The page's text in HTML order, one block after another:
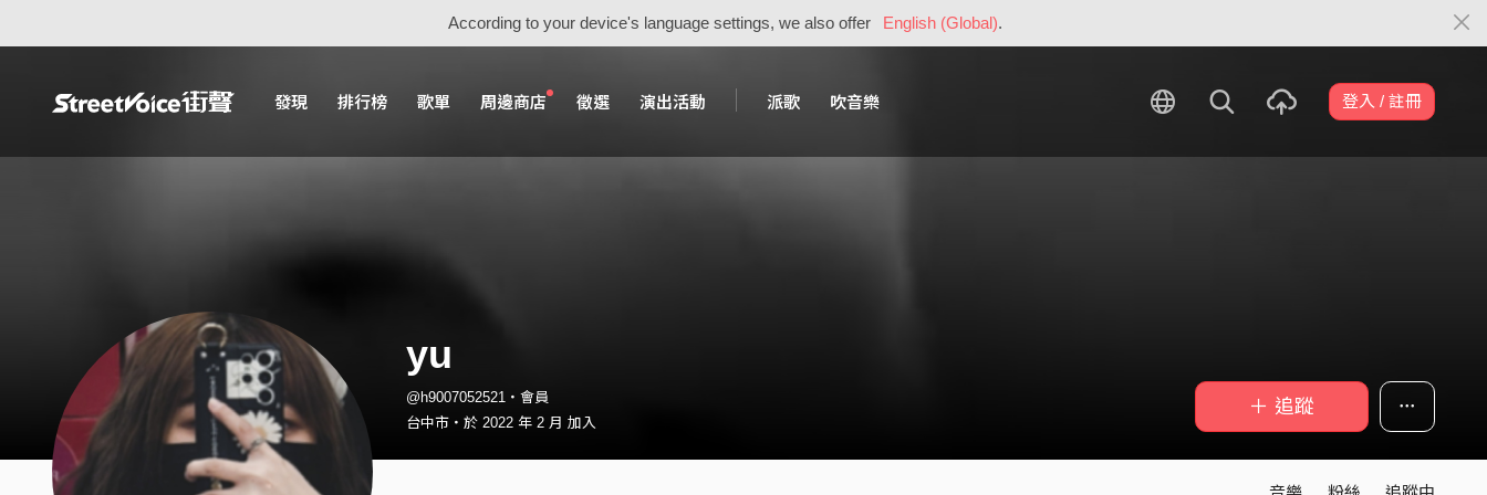
According to your device's language settings, we also offer English (Global).
發現 排行榜 歌單 周邊商店 徵選 演出活動 派歌 吹音樂 登入 / 註冊
yu
@h9007052521・會員
台中市・於 2022 年 2 月 加入
＋ 追蹤